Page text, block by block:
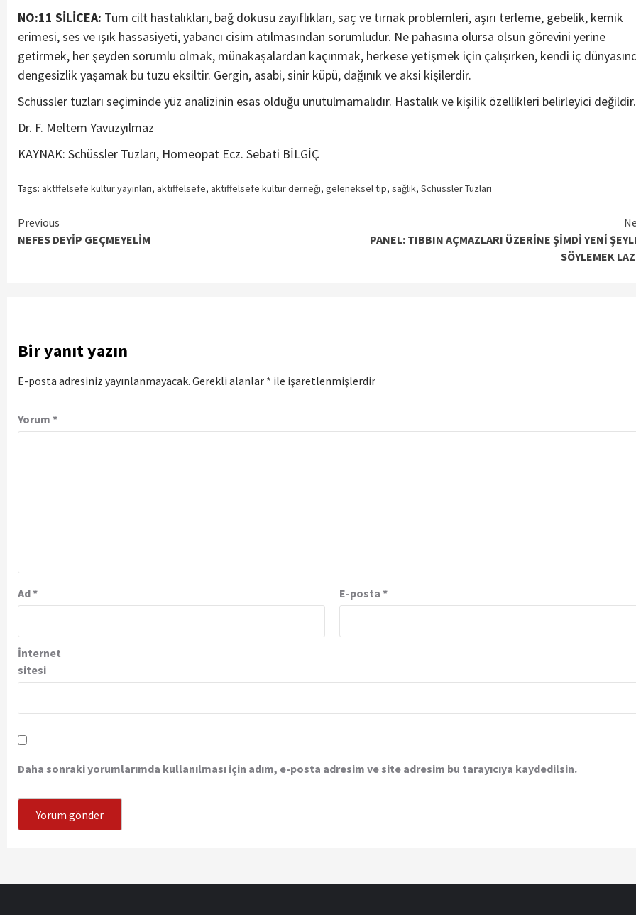
NO:11 SİLİCEA: Tüm cilt hastalıkları, bağ dokusu zayıflıkları, saç ve tırnak problemleri, aşırı terleme, gebelik, kemik
erimesi, ses ve ışık hassasiyeti, yabancı cisim atılmasından sorumludur. Ne pahasına olursa olsun görevini yerine
getirmek, her şeyden sorumlu olmak, münakaşalardan kaçınmak, herkese yetişmek için çalışırken, kendi iç
dengesizlik yaşamak bu tuzu eksiltir. Gergin, asabi, sinir küpü, dağınık ve aksi kişilerdir.
Schüssler tuzları seçiminde yüz analizinin esas olduğu unutulmamalıdır. Hastalık ve kişilik özellikleri belirleyici değildir.
Dr. F. Meltem Yavuzyılmaz
KAYNAK: Schüssler Tuzları, Homeopat Ecz. Sebati BİLGİÇ
Tags: aktffelsefe kültür yayınları, aktiffelsefe, aktiffelsefe kültür derneği, geleneksel tıp, sağlık, Schüssler Tuzları
Continue
Previous
NEFES DEYİP GEÇMEYELİM
PANEL: TIBBIN AÇMAZLARI ÜZERİNE ŞİMDİ YENİ
SÖYLEMEK
Bir yanıt yazın
E-posta adresiniz yayınlanmayacak. Gerekli alanlar * ile işaretlenmişlerdir
Yorum *
Ad* E-posta*
İnternet
sitesi
Daha sonraki yorumlarımda kullanılması için adım, e-posta adresim ve site adresim bu tarayıcıya kaydedilsin.